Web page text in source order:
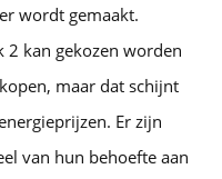
wordt gemaakt.
2 kan gekozen worden
maar dat schijnt
Er zijn
van hun behoefte aan